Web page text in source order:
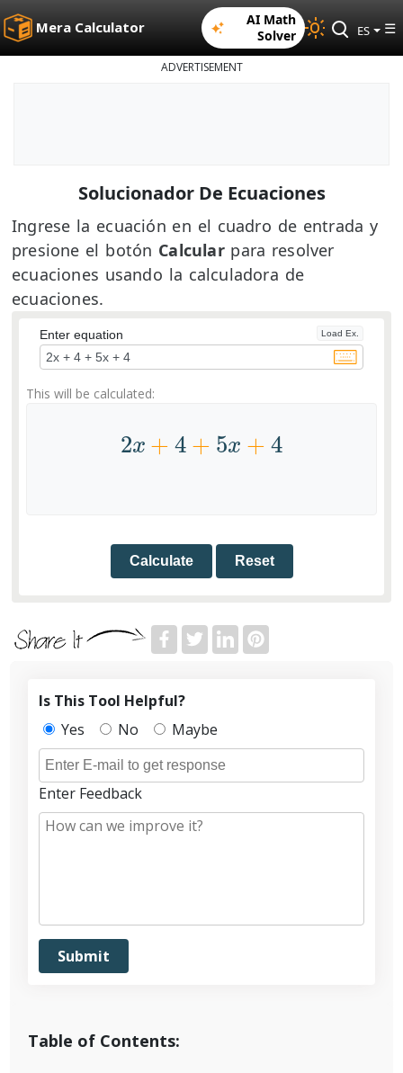
Mera Calculator
AI Math
Solver
ES ☰
ADVERTISEMENT
Solucionador De Ecuaciones
Ingrese la ecuación en el cuadro de entrada y
presione el botón Calcularpara resolver
ecuaciones usando la calculadora de
ecuaciones.
Enter equation Load Ex.
This will be calculated:
2x + 4 + 5x + 4
2 x+ 4+5 x+4
Calculate Reset
Table of Contents:
Is This Tool Helpful?
Yes
No Maybe
Enter Feedback